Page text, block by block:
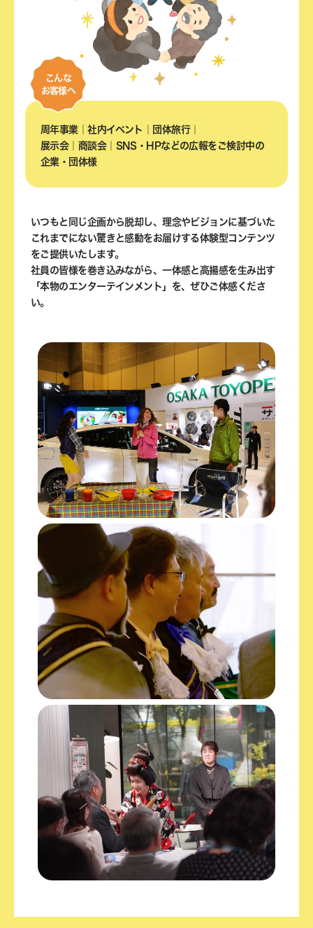
こんな
お客様へ
周年事業｜社内イベント｜団体旅行｜
展示会｜商談会｜SNS・HPなどの広報を ご検討中の
企業・団体様
いつもと同じ企画から脱却し、理念やビジョンに基づいた
これまでにない驚きと感動をお届けする体験型コンテンツ
をご提供いたします。
社員の皆様を巻き込みながら、一体感と高揚感を生み出す
「本物のエンターテインメント」を、ぜひご体感くださ
い。